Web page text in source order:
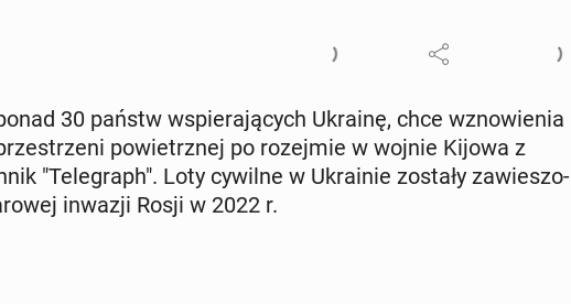
30 państw wspie­ra­ją­cych Ukrainę, chce wzno­wie­nia
po­wietrz­nej po ro­zej­mie w wojnie Kijowa z
"Te­le­graph". Loty cywilne w Ukra­inie zostały za­wie­szo­
inwazji Rosji w 2022 r.